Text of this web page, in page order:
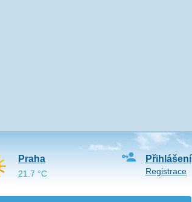
Přihlášení
Registrace
Praha
21.7 °C